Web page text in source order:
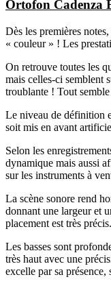
Ortofon Cadenza
Dès les premières notes,
« couleur » ! Les
On retrouve toutes les
mais celles-ci semblent
troublante ! Tout
Le niveau de définition
soit mis en avant
Selon les
dynamique mais aussi
sur les instruments à
La scène sonore rend
donnant une largeur et
placement est très précis.
Les basses sont
très haut avec une
excelle par sa présence,